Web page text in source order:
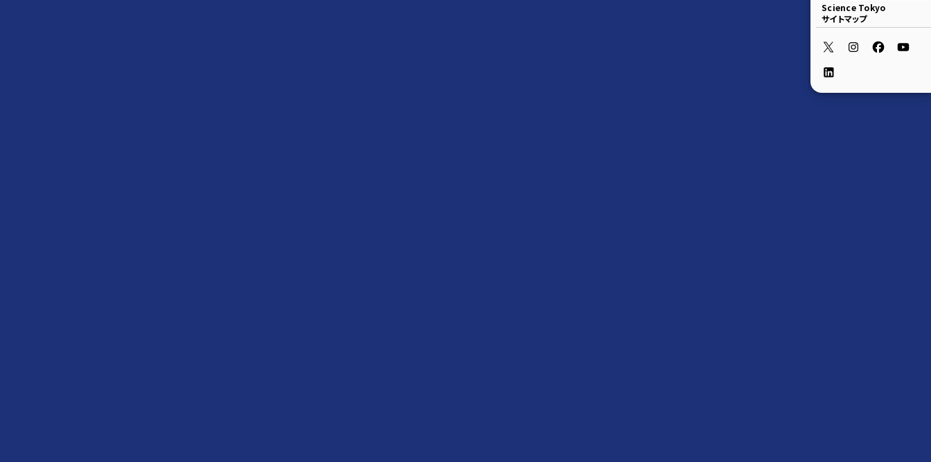
Science Tokyo
サイトマップ